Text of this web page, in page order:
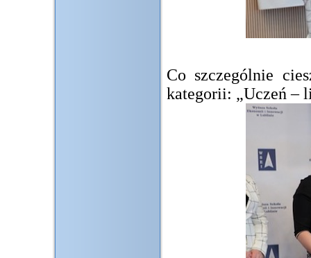
Co szczególnie
kategorii: „Uczeń –